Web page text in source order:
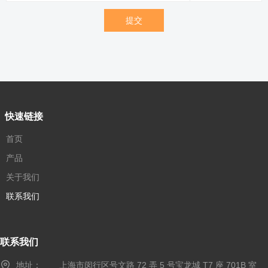
提交
快速链接
首页
产品
关于我们
联系我们
联系我们
地址： 上海市闵行区号文路 72 弄 5 号宝龙城 T7 座 701B 室